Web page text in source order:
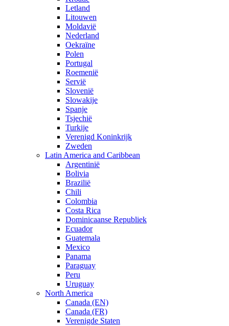
Letland
Litouwen
Moldavië
Nederland
Oekraïne
Polen
Portugal
Roemenië
Servië
Slovenië
Slowakije
Spanje
Tsjechië
Turkije
Verenigd Koninkrijk
Zweden
Latin America and Caribbean
Argentinië
Bolivia
Brazilië
Chili
Colombia
Costa Rica
Dominicaanse Republiek
Ecuador
Guatemala
Mexico
Panama
Paraguay
Peru
Uruguay
North America
Canada (EN)
Canada (FR)
Verenigde Staten